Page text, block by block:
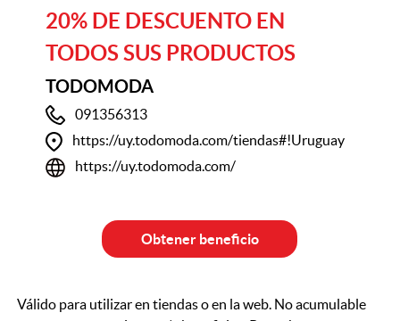
20% DE DESCUENTO EN
TODOS SUS PRODUCTOS
TODOMODA
091356313
https://uy.todomoda.com/tiendas#!Uruguay
https://uy.todomoda.com/
Obtener beneficio
Válido para utilizar en tiendas o en la web. No acumulable